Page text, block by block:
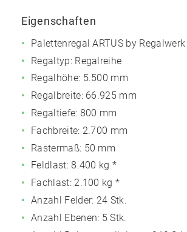
Eigenschaften
Palettenregal ARTUS by Regalwerk
Regaltyp: Regalreihe
Regalhöhe: 5.500 mm
Regalbreite: 66.925 mm
Regaltiefe: 800 mm
Fachbreite: 2.700 mm
Rastermaß: 50 mm
Feldlast:8.400 kg *
Fachlast: 2.100 kg *
Anzahl Felder: 24 Stk.
Anzahl Ebenen: 5 Stk.